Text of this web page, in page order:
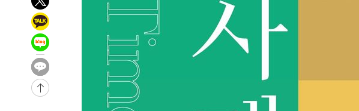
4시간 전 >
[속보]美중부 사령관, 이스라엘 긴급방문 다중화된 전선 상황 논의
-30782초 전 >
이강인 ATM 입단식에 '상암벌 들썩'…"세계적인 선수 되길"
-29778초 전 >
태풍 돌핀, 중 저장성 타이저우시 해안에 상륙 (1보)
-27124초 전 >
AT마드리드 데뷔 앞둔 이강인, 맨시티전 선발 대신 '벤치 시작'
-25754초 전 >
[속보]與 강원·TK 당원투표 합산 김민석 48.54%로 승리…정청래
44.40%
-25088초 전 >
與 강원·TK 당원투표 합산 김민석 46.01%로 승리…정청래